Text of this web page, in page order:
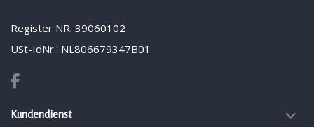
Register NR: 39060102
USt-IdNr.: NL806679347B01
Kundendienst